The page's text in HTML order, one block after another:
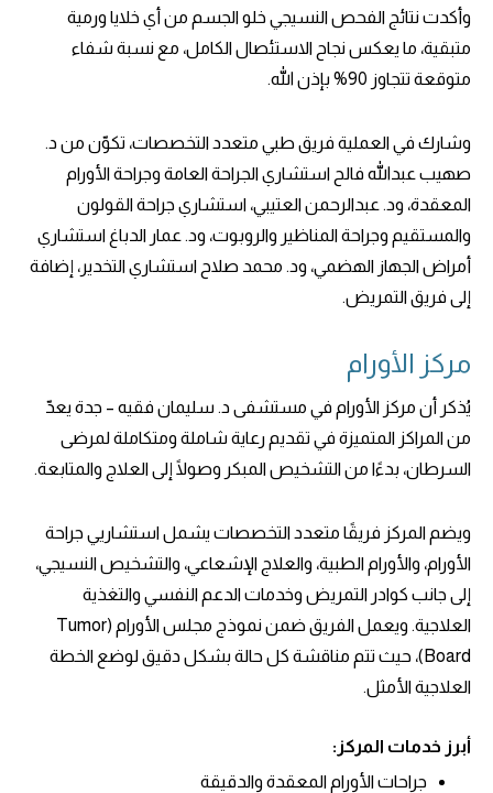
وأكدت نتائج الفحص النسيجي خلو الجسم من أي خلايا ورمية
متبقية، ما يعكس نجاح الاستئصال الكامل، مع نسبة شفاء
متوقعة تتجاوز 90% بإذن الله.
وشارك في العملية فريق طبي متعدد التخصصات، تكوّن من د.
صهيب عبدالله فالح استشاري الجراحة العامة وجراحة الأورام
المعقدة، ود. عبدالرحمن العتيبي، استشاري جراحة القولون
والمستقيم وجراحة المناظير والروبوت، ود. عمار الدباغ استشاري
أمراض الجهاز الهضمي، ود. محمد صلاح استشاري التخدير، إضافة
إلى فريق التمريض.
مركز الأورام
يُذكر أن مركز الأورام في مستشفى د. سليمان فقيه – جدة يعدّ
من المراكز المتميزة في تقديم رعاية شاملة ومتكاملة لمرضى
السرطان، بدءًا من التشخيص المبكر وصولًا إلى العلاج والمتابعة.
ويضم المركز فريقًا متعدد التخصصات يشمل استشاريي جراحة
الأورام، والأورام الطبية، والعلاج الإشعاعي، والتشخيص النسيجي،
إلى جانب كوادر التمريض وخدمات الدعم النفسي والتغذية
العلاجية. ويعمل الفريق ضمن نموذج مجلس الأورام (Tumor
Board)، حيث تتم مناقشة كل حالة بشكل دقيق لوضع الخطة
العلاجية الأمثل.
أبرز خدمات المركز:
جراحات الأورام المعقدة والدقيقة